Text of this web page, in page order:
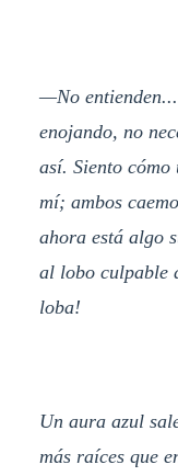
—No
enojando, no
así. Siento cómo
mí; ambos
ahora está algo
al lobo culpable
loba!
Un aura azul
más raíces que